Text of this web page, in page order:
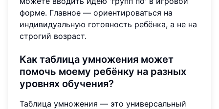
форме. Главное — ориентироваться на
индивидуальную готовность ребёнка, а не на
строгий возраст.
Как таблица умножения может
помочь моему ребёнку на разных
уровнях обучения?
Таблица умножения — это универсальный